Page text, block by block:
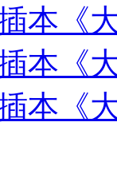
本《
本《
本《